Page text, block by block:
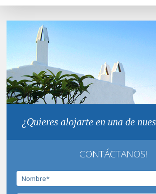
¿Quieres alojarte en una de
¡CONTÁCTANOS!